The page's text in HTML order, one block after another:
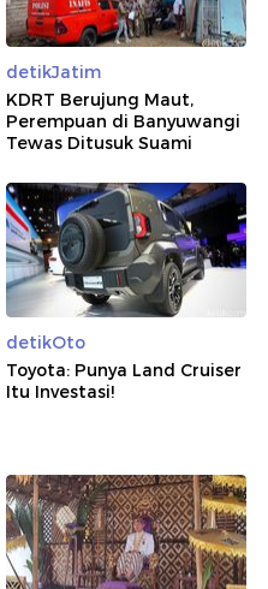
detikJatim
KDRT Berujung Maut,
Perempuan di Banyuwangi
Tewas Ditusuk Suami
detikOto
Toyota: Punya Land Cruiser
Itu Investasi!